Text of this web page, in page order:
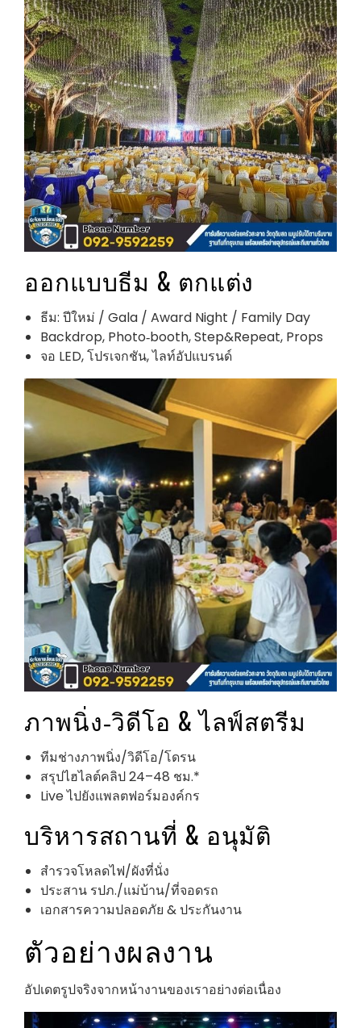
ออกแบบธีม & ตกแต่ง
ธีม: ปีใหม่ / Gala / Award Night / Family Day
Backdrop, Photo‑booth, Step&Repeat, Props
จอ LED, โปรเจกชัน, ไลท์อัปแบรนด์
ภาพนิ่ง‑วิดีโอ & ไลฟ์สตรีม
ทีมช่างภาพนิ่ง/วิดีโอ/โดรน
สรุปไฮไลต์คลิป 24–48 ชม.*
Live ไปยังแพลตฟอร์มองค์กร
บริหารสถานที่ & อนุมัติ
สำรวจโหลดไฟ/ผังที่นั่ง
ประสาน รปภ./แม่บ้าน/ที่จอดรถ
เอกสารความปลอดภัย & ประกันงาน
ตัวอย่างผลงาน
อัปเดตรูปจริงจากหน้างานของเราอย่างต่อเนื่อง